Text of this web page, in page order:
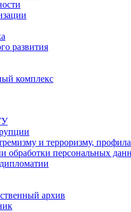
развития
комплекс
и терроризму,
обработки персональных
архив